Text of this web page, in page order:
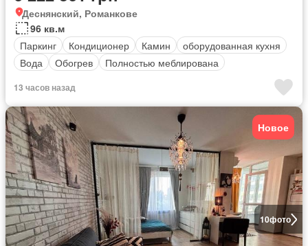
Деснянский, Романкове
96 кв.м
Паркинг
Кондиционер Камин
оборудованная кухня
Вода
Обогрев Полностью меблирована
13 часов назад
10фото
Новое